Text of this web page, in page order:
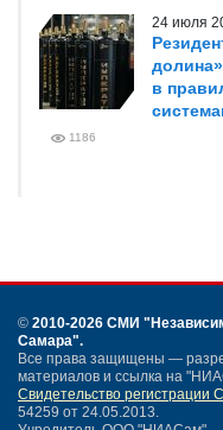
24 июля
в
1186
© 2010-2026 СМИ
Самара".
Все права защищены —
материалов и ссылка на
Свидетельство регистрации
54259 от 24.05.2013.